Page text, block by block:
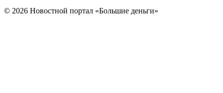
© 2026 Новостной портал «Большие деньги»